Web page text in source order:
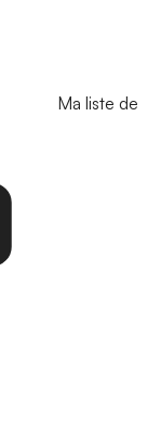
Ma liste de